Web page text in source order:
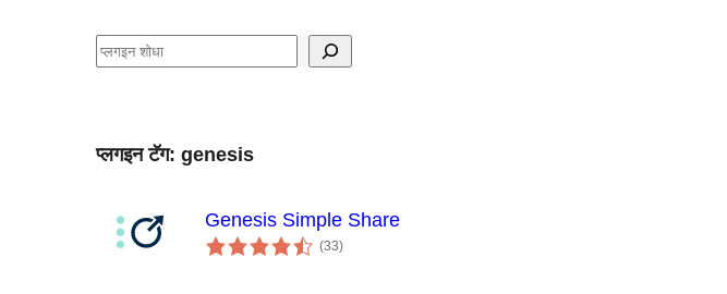
शोधा
प्लगइन टॅग: genesis
Genesis Simple Share
(33एकूण
मूल्यांकन
)